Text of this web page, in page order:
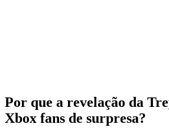
Por que a revelação da
Xbox fans de surpresa?